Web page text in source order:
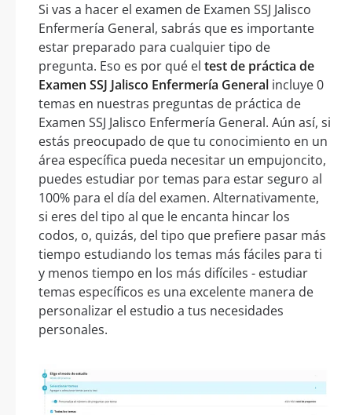
Si vas a hacer el examen de Examen SSJ Jalisco
Enfermería General, sabrás que es importante
estar preparado para cualquier tipo de
pregunta. Eso es por qué el test de práctica de
Examen SSJ Jalisco Enfermería General incluye 0
temas en nuestras preguntas de práctica de
Examen SSJ Jalisco Enfermería General. Aún así, si
estás preocupado de que tu conocimiento en un
área específica pueda necesitar un empujoncito,
puedes estudiar por temas para estar seguro al
100% para el día del examen. Alternativamente,
si eres del tipo al que le encanta hincar los
codos, o, quizás, del tipo que prefiere pasar más
tiempo estudiando los temas más fáciles para ti
y menos tiempo en los más difíciles - estudiar
temas específicos es una excelente manera de
personalizar el estudio a tus necesidades
personales.